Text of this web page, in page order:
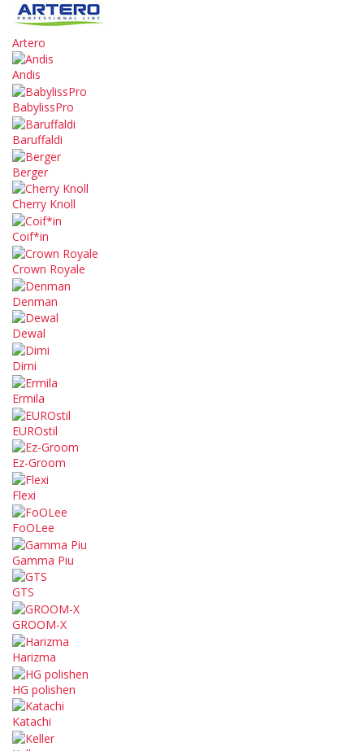
Artero
Andis
BabylissPro
Baruffaldi
Berger
Cherry Knoll
Coif*in
Crown Royale
Denman
Dewal
Dimi
Ermila
EUROstil
Ez-Groom
Flexi
FoOLee
Gamma Piu
GTS
GROOM-X
Harizma
HG polishen
Katachi